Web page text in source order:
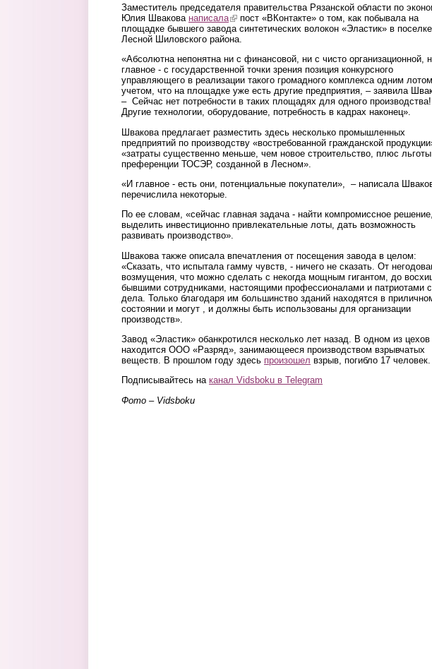
Заместитель председателя правительства Рязанской области по
Юлия Швакова написала(link is external)
пост «ВКонтакте» о том, как побывала на
площадке бывшего завода синтетических волокон «Эластик» в поселке
Лесной Шиловского района.
«Абсолютна непонятна ни с финансовой, ни с чисто организационной,
главное - с государственной точки зрения позиция конкурсного
управляющего в реализации такого громадного комплекса одним
учетом, что на площадке уже есть другие предприятия, – заявила
– Сейчас нет потребности в таких площадях для одного производства!
Другие технологии, оборудование, потребность в кадрах наконец».
Швакова предлагает разместить здесь несколько промышленных
предприятий по производству «востребованной гражданской
«затраты существенно меньше, чем новое строительство, плюс
преференции ТОСЭР, созданной в Лесном».
«И главное - есть они, потенциальные покупатели», – написала
перечислила некоторые.
По ее словам, «сейчас главная задача - найти компромиссное решение,
выделить инвестиционно привлекательные лоты, дать возможность
развивать производство».
Швакова также описала впечатления от посещения завода в целом:
«Сказать, что испытала гамму чувств, - ничего не сказать. От
возмущения, что можно сделать с некогда мощным гигантом, до
бывшими сотрудниками, настоящими профессионалами и патриотами
дела. Только благодаря им большинство зданий находятся в
состоянии и могут , и должны быть использованы для организации
производств».
Завод «Эластик» обанкротился несколько лет назад. В одном из цехов
находится ООО «Разряд», занимающееся производством взрывчатых
веществ. В прошлом году здесь произошел взрыв, погибло 17 человек.
Подписывайтесь на канал Vidsboku в Telegram
Фото – Vidsboku